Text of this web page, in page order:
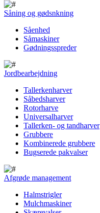
Såning og gødsnkning
Såenhed
Såmaskiner
Gødningsspreder
Jordbearbejdning
Tallerkenharver
Såbedsharver
Rotorharve
Universalharver
Tallerken- og tandharver
Grubbere
Kombinerede grubbere
Bugserede pakvalser
Afgrøde management
Halmstrigler
Mulchmaskiner